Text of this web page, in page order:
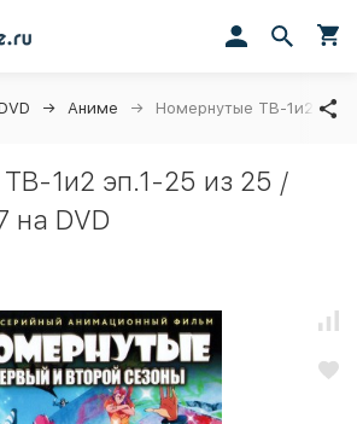
Аниме Номернутые ТВ-1и2
1и2 эп.1-25 из 25 /
на DVD